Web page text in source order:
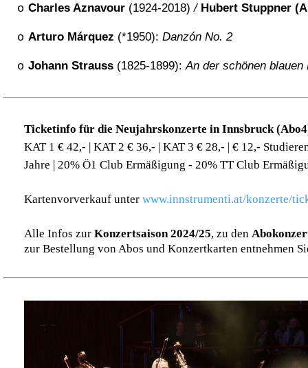
o Charles Aznavour (1924-2018)/ Hubert Stuppner
o Arturo Márquez (*1950): Danzón No. 2
o Johann Strauss (1825-1899):An der schönen
Ticketinfo für die Neujahrskonzerte in Innsbruck
KAT 1 € 42,- | KAT 2 € 36,- | KAT 3 € 28,- | € 12,-
Jahre | 20% Ö1 Club Ermäßigung - 20% TT Club
Kartenvorverkauf unter www.innstrumenti.at/konzerte/
Alle Infos zur Konzertsaison 2024/25, zu den
zur Bestellung von Abos und Konzertkarten entnehmen